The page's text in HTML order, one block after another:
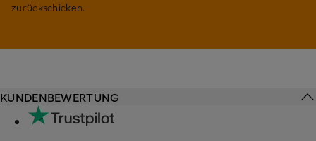
zurückschicken.
KUNDENBEWERTUNG